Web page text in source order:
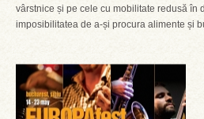
vârstnice și pe cele cu mobilitate redusă în
imposibilitatea de a-și procura alimente și